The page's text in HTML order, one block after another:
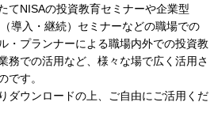
てNISAの投資教育セミナーや企業型
導入・継続）セミナーなどの職場での
・プランナーによる職場内外での投資教
務での活用など、様々な場で広く活用さ
です。
ダウンロードの上、ご自由にご活用くだ